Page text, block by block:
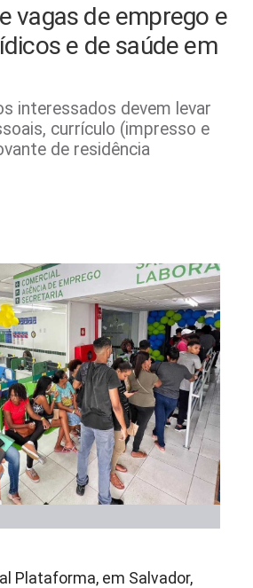
vagas de emprego e
e de saúde em
interessados devem levar
currículo (impresso e
de residência
Plataforma, em Salvador,